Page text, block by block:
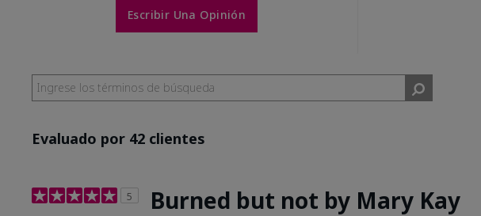
Escribir Una Opinión
Evaluado por 42 clientes
5 Burned but not by Mary Kay